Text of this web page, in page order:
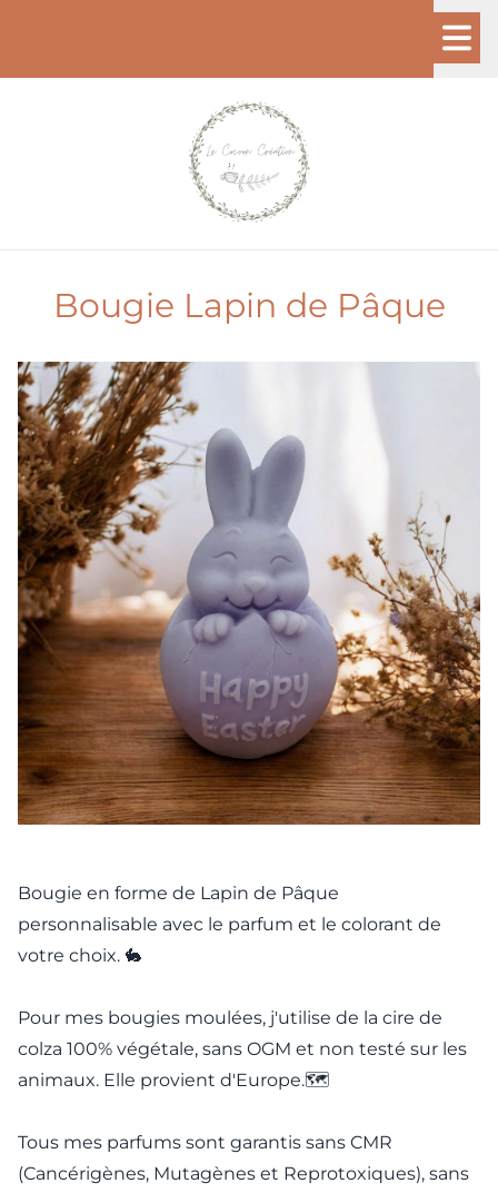
Bougie Lapin de Pâque
​Bougie en forme de Lapin de Pâque
personnalisable avec le parfum et le colorant de
votre choix. 🐇
Pour mes bougies moulées, j'utilise de la cire de
colza 100% végétale, sans OGM et non testé sur les
animaux. Elle provient d'Europe.🗺️
Tous mes parfums sont garantis sans CMR
(Cancérigènes, Mutagènes et Reprotoxiques), sans